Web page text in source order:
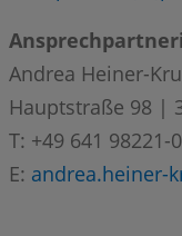
Andrea Heiner-
Hauptstraße 98 |
T: +49 641 98221-
E: andrea.heiner-